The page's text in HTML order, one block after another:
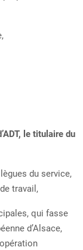
le titulaire du
du service,
travail,
qui fasse
d’Alsace,